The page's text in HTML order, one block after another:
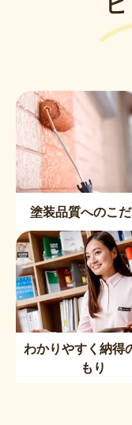
塗装品質へのこ
わかりやすく納得
もり